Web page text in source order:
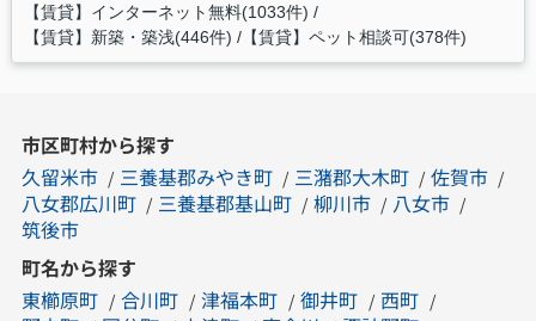
【賃貸】インターネット無料(1033件)
【賃貸】新築・築浅(446件) 【賃貸】ペット相談可(378件)
市区町村から探す
久留米市
三養基郡みやき町 三潴郡大木町
佐賀市
八女郡広川町
三養基郡基山町 柳川市
八女市
筑後市
町名から探す
東櫛原町
合川町 津福本町 御井町
西町